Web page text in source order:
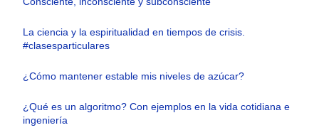
La ciencia y la espiritualidad en tiempos de crisis.
#clasesparticulares
¿Cómo mantener estable mis niveles de azúcar?
¿Qué es un algoritmo? Con ejemplos en la vida cotidiana e
ingeniería